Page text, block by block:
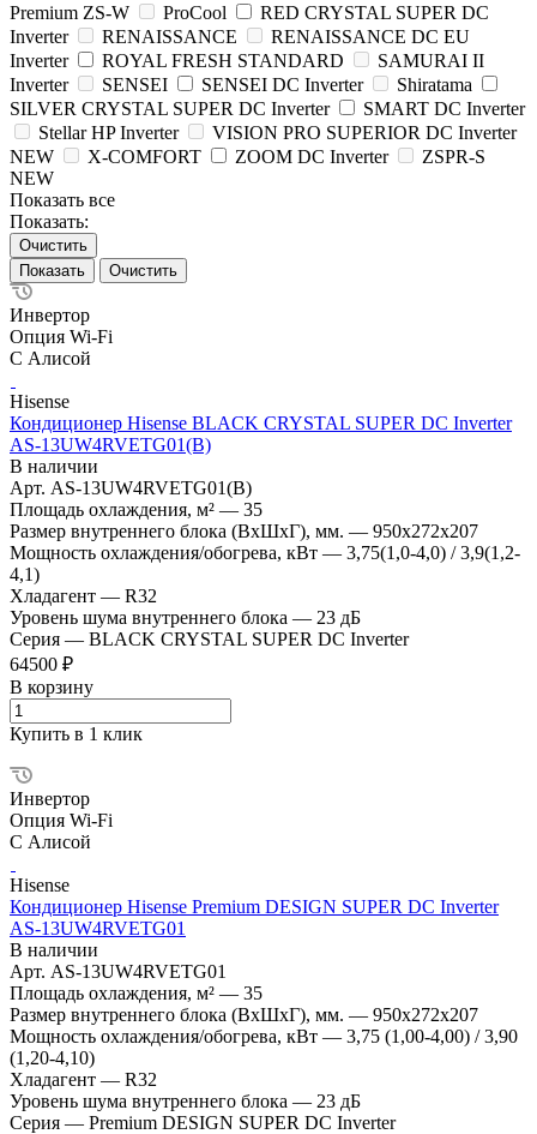
Premium ZS-W
ProCool
RED CRYSTAL SUPER DC
Inverter
RENAISSANCE
RENAISSANCE DC EU
Inverter
ROYAL FRESH STANDARD
SAMURAI II
Inverter
SENSEI SENSEI DC Inverter
Shiratama
SILVER CRYSTAL SUPER DC Inverter
SMART DC Inverter
Stellar HP Inverter
VISION PRO SUPERIOR DC Inverter
NEW
X-COMFORT ZOOM DC Inverter
ZSPR-S
NEW
Показать все
Показать:
Очистить
Очистить
Инвертор
Опция Wi-Fi
С Алисой
Hisense
Кондиционер Hisense BLACK CRYSTAL SUPER DC Inverter
AS-13UW4RVETG01(B)
В наличии
Арт. AS-13UW4RVETG01(B)
Площадь охлаждения, м² — 35
Размер внутреннего блока (ВхШхГ), мм. — 950x272x207
Мощность охлаждения/обогрева, кВт — 3,75(1,0-4,0) / 3,9(1,2-
4,1)
Хладагент — R32
Уровень шума внутреннего блока — 23 дБ
Серия — BLACK CRYSTAL SUPER DC Inverter
64500 ₽
В корзину
Купить в 1 клик
Инвертор
Опция Wi-Fi
С Алисой
Hisense
Кондиционер Hisense Premium DESIGN SUPER DC Inverter
AS-13UW4RVETG01
В наличии
Арт. AS-13UW4RVETG01
Площадь охлаждения, м² — 35
Размер внутреннего блока (ВхШхГ), мм. — 950x272x207
Мощность охлаждения/обогрева, кВт — 3,75 (1,00-4,00) / 3,90
(1,20-4,10)
Хладагент — R32
Уровень шума внутреннего блока — 23 дБ
Серия — Premium DESIGN SUPER DC Inverter